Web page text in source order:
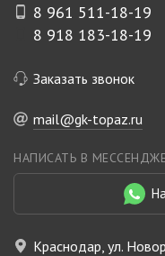
8 961 511-18-19
8 918 183-18-19
Заказать звонок
mail@gk-topaz.ru
НАПИСАТЬ В
Краснодар, ул.